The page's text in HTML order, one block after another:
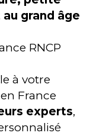
grand âge
RNCP
à votre
France
experts,